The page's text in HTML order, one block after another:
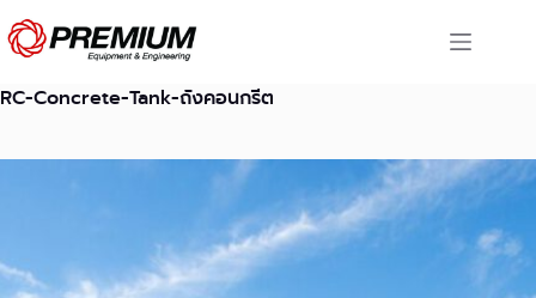
Skip
to
content
RC-Concrete-Tank-ถังคอนกรีต